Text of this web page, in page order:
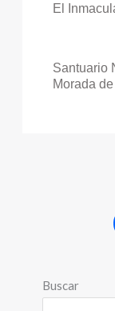
El
Santuario
Morada
Buscar